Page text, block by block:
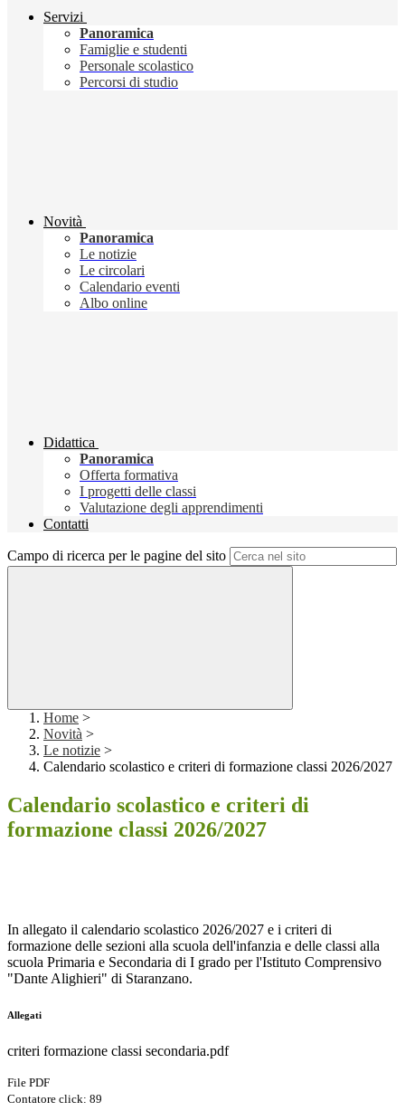
Servizi
Panoramica
Famiglie e studenti
Personale scolastico
Percorsi di studio
Novità
Panoramica
Le notizie
Le circolari
Calendario eventi
Albo online
Didattica
Panoramica
Offerta formativa
I progetti delle classi
Valutazione degli apprendimenti
Contatti
Campo di ricerca per le pagine del sito
Home >
Novità >
Le notizie >
Calendario scolastico e criteri di formazione classi 2026/2027
Calendario scolastico e criteri di
formazione classi 2026/2027
In allegato il calendario scolastico 2026/2027 e i criteri di
formazione delle sezioni alla scuola dell'infanzia e delle classi alla
scuola Primaria e Secondaria di I grado per l'Istituto Comprensivo
"Dante Alighieri" di Staranzano.
Allegati
criteri formazione classi secondaria.pdf
File PDF
Contatore click: 89